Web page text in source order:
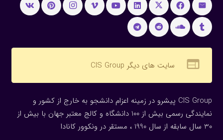
web سایت های دیگر CIS Group
CIS Group پیشرو در زمینه اعزام دانشجو به خارج از کشور و
نمایندگی رسمی بیش از 100 دانشگاه و کالج معتبر جهان با بیش از
30 سال سابقه از سال 1990 ، مستقر در ونکوور کانادا